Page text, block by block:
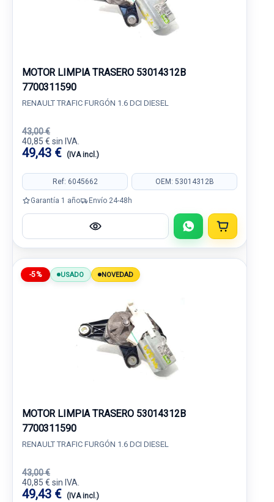
MOTOR LIMPIA TRASERO 53014312B
7700311590
RENAULT TRAFIC FURGÓN 1.6 DCI DIESEL
43,00 €
40,85 € sin IVA.
49,43 € (IVA incl.)
Ref: 6045662 OEM: 53014312B
Garantía 1 año Envío 24-48h
-5% USADO NOVEDAD
MOTOR LIMPIA TRASERO 53014312B
7700311590
RENAULT TRAFIC FURGÓN 1.6 DCI DIESEL
43,00 €
40,85 € sin IVA.
49,43 € (IVA incl.)